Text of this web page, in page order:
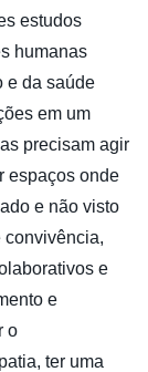
estudos
humanas
e da saúde
em um
precisam agir
espaços onde
e não visto
convivência,
e
e
o
ter uma